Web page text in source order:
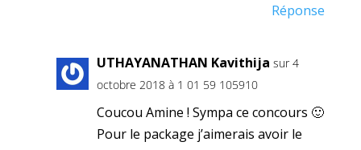
Réponse
UTHAYANATHAN Kavithija sur 4
octobre 2018 à 1 01 59 105910
Coucou Amine ! Sympa ce concours 🙂
Pour le package j’aimerais avoir le